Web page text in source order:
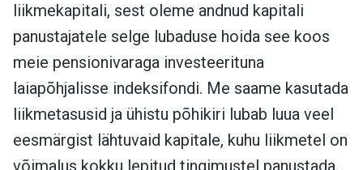
liikmekapitali, sest oleme andnud kapitali
panustajatele selge lubaduse hoida see koos
meie pensionivaraga investeerituna
laiapõhjalisse indeksifondi. Me saame kasutada
liikmetasusid ja ühistu põhikiri lubab luua veel
eesmärgist lähtuvaid kapitale, kuhu liikmetel on
võimalus kokku lepitud tingimustel panustada.